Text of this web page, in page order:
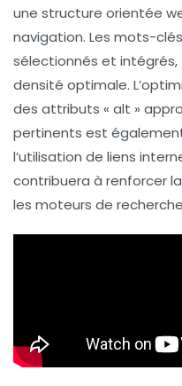
une structure orientée
navigation. Les mots-clés
sélectionnés et
densité optimale. L’
des attributs « alt »
pertinents est
l’utilisation de liens
contribuera à renforcer
les moteurs de